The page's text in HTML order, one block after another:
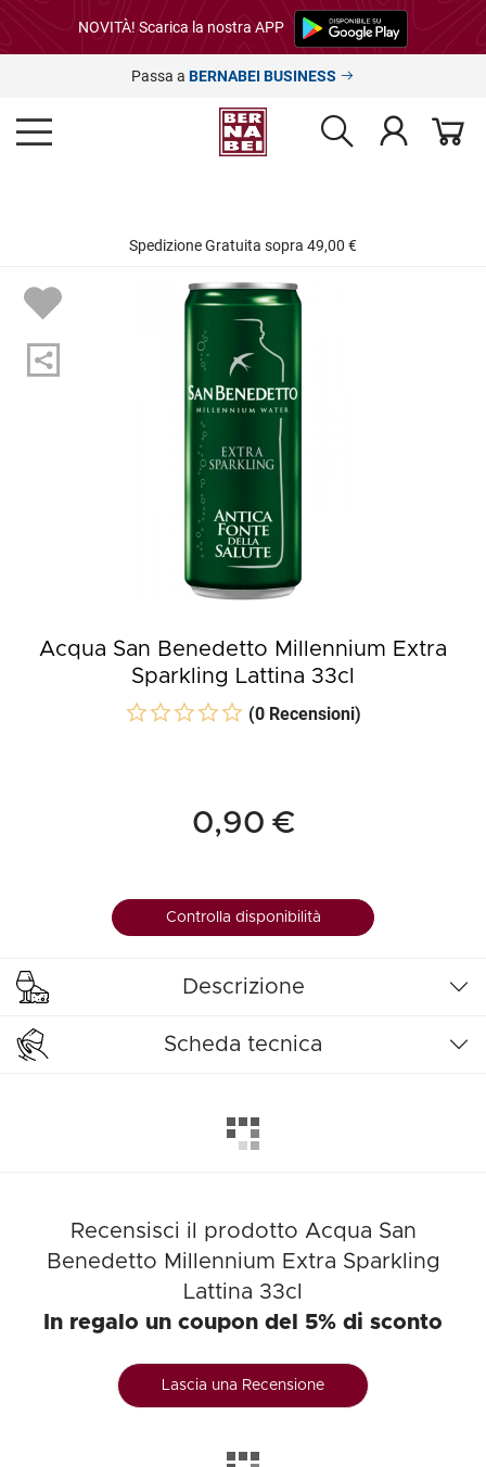
NOVITÀ! Scarica la nostra APP
Passa a BERNABEI BUSINESS
Spedizione Gratuita sopra 49,00 €
Acqua San Benedetto Millennium Extra
Sparkling Lattina 33cl
(0 Recensioni)
0,90 €
Controlla disponibilità
Descrizione
Scheda tecnica
Recensisci il prodotto Acqua San
Benedetto Millennium Extra Sparkling
Lattina 33cl
In regalo un coupon del 5% di sconto
Lascia una Recensione